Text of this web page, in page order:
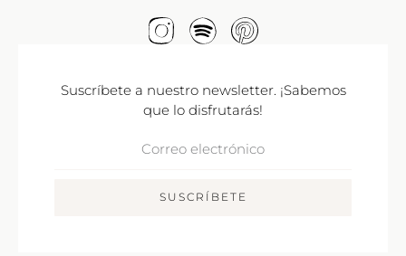
Suscríbete a nuestro newsletter. ¡Sabemos
que lo disfrutarás!
SUSCRÍBETE